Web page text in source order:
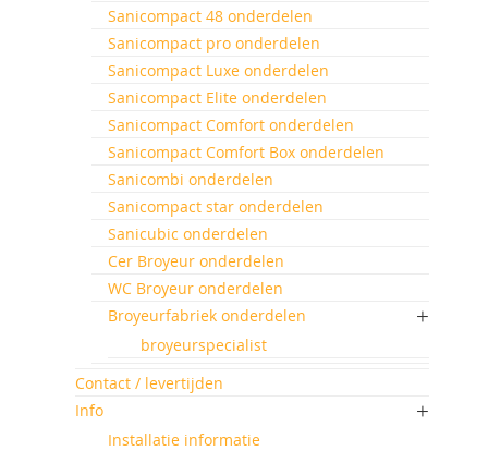
Sanicompact 48 onderdelen
Sanicompact pro onderdelen
Sanicompact Luxe onderdelen
Sanicompact Elite onderdelen
Sanicompact Comfort onderdelen
Sanicompact Comfort Box onderdelen
Sanicombi onderdelen
Sanicompact star onderdelen
Sanicubic onderdelen
Cer Broyeur onderdelen
WC Broyeur onderdelen
Broyeurfabriek onderdelen
broyeurspecialist
Contact / levertijden
Info
Installatie informatie